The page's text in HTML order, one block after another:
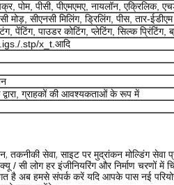
पोम, पीसी, पीएमएमए, नायलॉन, एक्रिलिक,
मोड़, सीएनसी मिलिंग, ड्रिलिंग, पीस, तार-
पेंटिंग, पाउडर कोटिंग, प्लेटिंग, सिल्क प्रिंटिंग,
.stp/x_t.आदि
ग्राहकों की आवश्यकताओं के रूप में
तकनीकी सेवा, साइट पर मुद्रांकन मोल्डिंग
/ सी लोग हर इंजीनियरिंग और निर्माण चरणों में
है अब हमसे संपर्क करें यदि आपके पास नई